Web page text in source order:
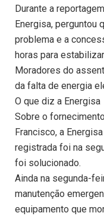
Durante a
Energisa, perguntou
problema e a
horas para
Moradores do
da falta de energia
O que diz a Energisa
Sobre o
Francisco, a
registrada foi na
foi solucionado.
Ainda na segunda-
manutenção
equipamento que